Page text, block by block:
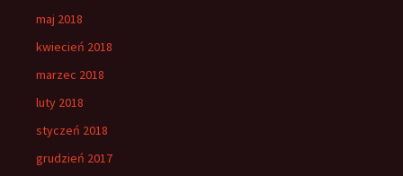
maj 2018
kwiecień 2018
marzec 2018
luty 2018
styczeń 2018
grudzień 2017